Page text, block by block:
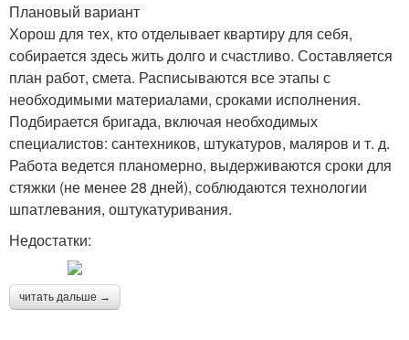
Плановый вариант
Хорош для тех, кто отделывает квартиру для себя,
собирается здесь жить долго и счастливо. Составляется
план работ, смета. Расписываются все этапы с
необходимыми материалами, сроками исполнения.
Подбирается бригада, включая необходимых
специалистов: сантехников, штукатуров, маляров и т. д.
Работа ведется планомерно, выдерживаются сроки для
стяжки (не менее 28 дней), соблюдаются технологии
шпатлевания, оштукатуривания.
Недостатки:
читать дальше →